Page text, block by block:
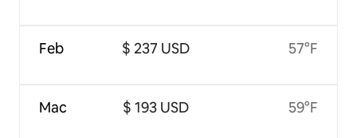
Feb
Mac
$ 237 USD
$ 193 USD
57°F
59°F